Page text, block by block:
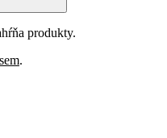
produkty.
.